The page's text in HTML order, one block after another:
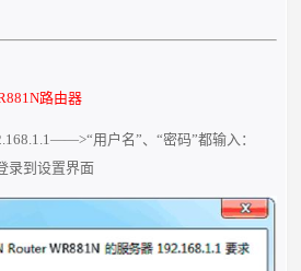
路由器
用户名”、“密码”都输入：
录到设置界面